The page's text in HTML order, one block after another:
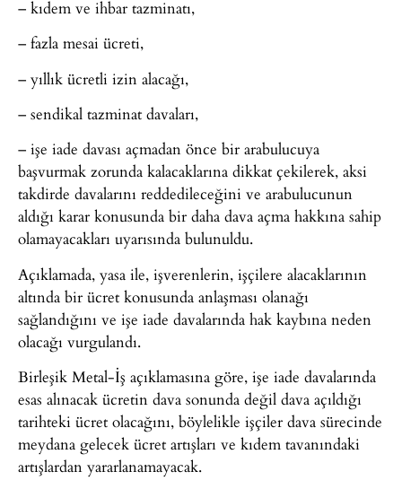
– kıdem ve ihbar tazminatı,
– fazla mesai ücreti,
– yıllık ücretli izin alacağı,
– sendikal tazminat davaları,
– işe iade davası açmadan önce bir arabulucuya
başvurmak zorunda kalacaklarına dikkat çekilerek, aksi
takdirde davalarını reddedileceğini ve arabulucunun
aldığı karar konusunda bir daha dava açma hakkına sahip
olamayacakları uyarısında bulunuldu.
Açıklamada, yasa ile, işverenlerin, işçilere alacaklarının
altında bir ücret konusunda anlaşması olanağı
sağlandığını ve işe iade davalarında hak kaybına neden
olacağı vurgulandı.
Birleşik Metal-İş açıklamasına göre, işe iade davalarında
esas alınacak ücretin dava sonunda değil dava açıldığı
tarihteki ücret olacağını, böylelikle işçiler dava sürecinde
meydana gelecek ücret artışları ve kıdem tavanındaki
artışlardan yararlanamayacak.